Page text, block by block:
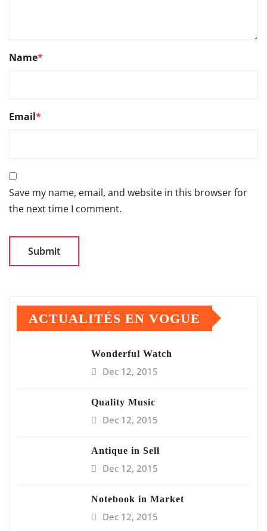
Name*
Email*
Save my name, email, and website in this browser for
the next time I comment.
ACTUALITÉS EN VOGUE
Wonderful Watch
Dec 12, 2015
Quality Music
Dec 12, 2015
Antique in Sell
Dec 12, 2015
Notebook in Market
Dec 12, 2015